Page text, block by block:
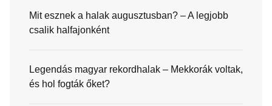
Mit esznek a halak augusztusban? – A legjobb
csalik halfajonként
Legendás magyar rekordhalak – Mekkorák voltak,
és hol fogták őket?